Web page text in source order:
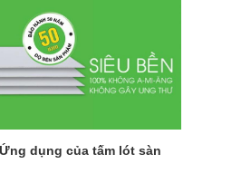
dụng của tấm lót sàn